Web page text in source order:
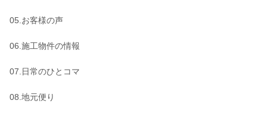
05.お客様の声
06.施工物件の情報
07.日常のひとコマ
08.地元便り